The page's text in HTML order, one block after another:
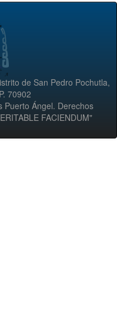
de San Pedro Pochutla,
70902
Puerto Ángel. Derechos
FACIENDUM"